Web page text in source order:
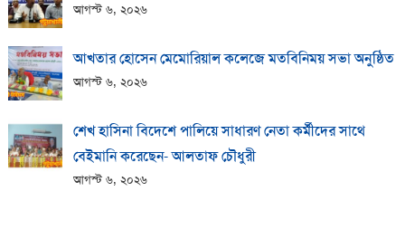
আগস্ট ৬, ২০২৬
আখতার হোসেন মেমোরিয়াল কলেজে মতবিনিময় সভা অনুষ্ঠিত
আগস্ট ৬, ২০২৬
শেখ হাসিনা বিদেশে পালিয়ে সাধারণ নেতা কর্মীদের সাথে
বেইমানি করেছেন- আলতাফ চৌধুরী
আগস্ট ৬, ২০২৬